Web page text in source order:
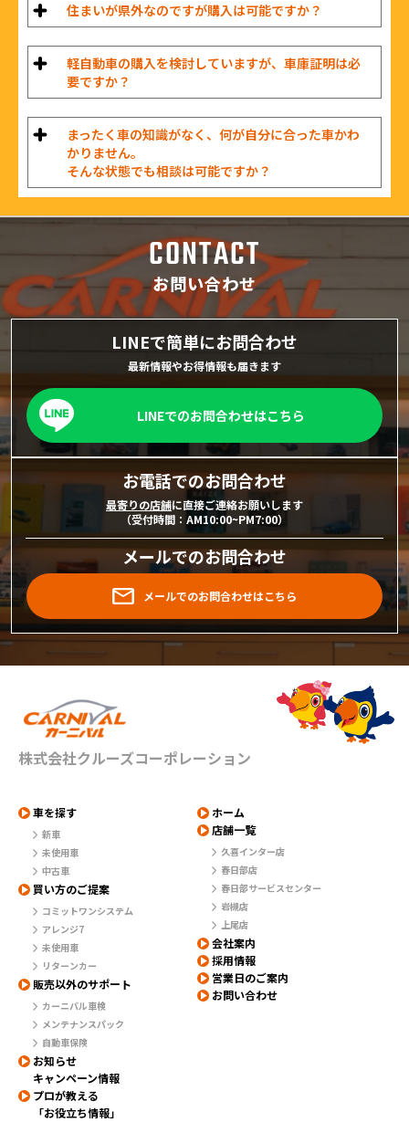
住まいが県外なのですが購入は可能ですか？
軽自動車の購入を検討していますが、車庫証明は必
要ですか？
まったく車の知識がなく、何が自分に合った車かわ
かりません。
そんな状態でも相談は可能ですか？
CONTACT
お問い合わせ
LINEで簡単にお問合わせ
最新情報やお得情報も届きます
LINEでのお問合わせはこちら
お電話でのお問合わせ
最寄りの店舗に直接ご連絡お願いします
（受付時間：AM10:00~PM7:00）
メールでのお問合わせ
メールでのお問合わせはこちら
株式会社クルーズコーポレーション
車を探す
新車
未使用車
中古車
買い方のご提案
コミットワンシステム
アレンジ7
未使用車
リターンカー
販売以外のサポート
カーニバル車検
メンテナンスパック
自動車保険
お知らせ
キャンペーン情報
プロが教える
「お役立ち情報」
ホーム
店舗一覧
久喜インター店
春日部店
春日部サービスセンター
岩槻店
上尾店
会社案内
採用情報
営業日のご案内
お問い合わせ